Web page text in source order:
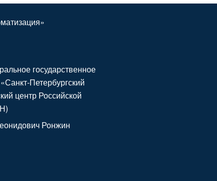
государственное
Петербургский
центр Российской
Ронжин